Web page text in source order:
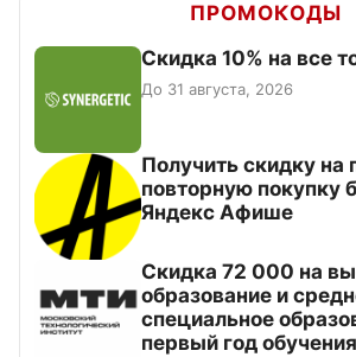
ПРОМОКОДЫ
Скидка 10% на все
До 31 августа, 2026
Получить скидку на
повторную покупку
Яндекс Афише
Скидка 72 000 на
образование и
специальное
первый год обучения